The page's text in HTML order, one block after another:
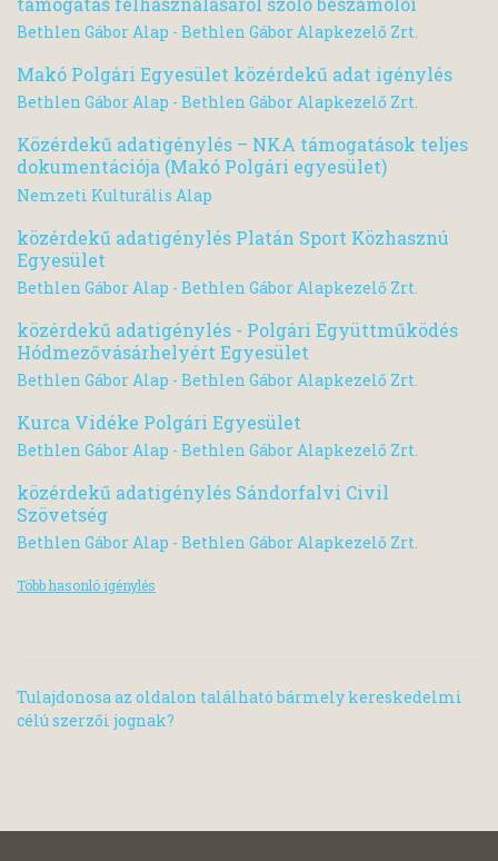
Bethlen Gábor Alap - Bethlen Gábor Alapkezelő Zrt.
Makó Polgári Egyesület közérdekű adat igénylés
Bethlen Gábor Alap - Bethlen Gábor Alapkezelő Zrt.
Közérdekű adatigénylés – NKA támogatások teljes
dokumentációja (Makó Polgári egyesület)
Nemzeti Kulturális Alap
közérdekű adatigénylés Platán Sport Közhasznú
Egyesület
Bethlen Gábor Alap - Bethlen Gábor Alapkezelő Zrt.
közérdekű adatigénylés - Polgári Együttműködés
Hódmezővásárhelyért Egyesület
Bethlen Gábor Alap - Bethlen Gábor Alapkezelő Zrt.
Kurca Vidéke Polgári Egyesület
Bethlen Gábor Alap - Bethlen Gábor Alapkezelő Zrt.
közérdekű adatigénylés Sándorfalvi Civil
Szövetség
Bethlen Gábor Alap - Bethlen Gábor Alapkezelő Zrt.
Több hasonló igénylés
Tulajdonosa az oldalon található bármely kereskedelmi
célú szerzői jognak?